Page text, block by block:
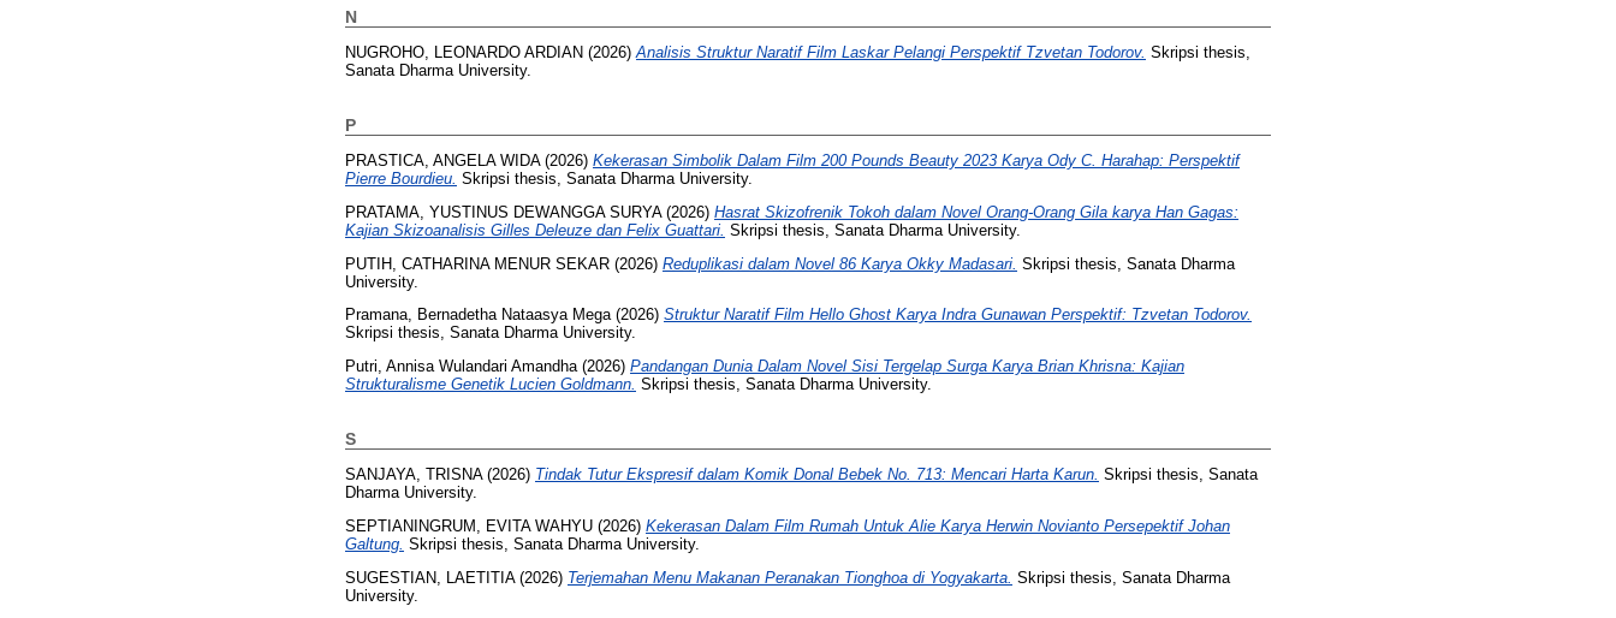
N
NUGROHO, LEONARDO ARDIAN (2026)Analisis Struktur Naratif Film Laskar Pelangi Perspektif Tzvetan Todorov. Skripsi thesis,
Sanata Dharma University.
P
PRASTICA, ANGELA WIDA(2026) Kekerasan Simbolik Dalam Film 200 Pounds Beauty 2023 Karya Ody C. Harahap: Perspektif
Pierre Bourdieu. Skripsi thesis, Sanata Dharma University.
PRATAMA, YUSTINUS DEWANGGA SURYA(2026) Hasrat Skizofrenik Tokoh dalam Novel Orang-Orang Gila karya Han Gagas:
Kajian Skizoanalisis Gilles Deleuze dan Felix Guattari. Skripsi thesis, Sanata Dharma University.
PUTIH, CATHARINA MENUR SEKAR (2026) Reduplikasi dalam Novel 86 Karya Okky Madasari. Skripsi thesis, Sanata Dharma
University.
Pramana, Bernadetha Nataasya Mega(2026) Struktur Naratif Film Hello Ghost Karya Indra Gunawan Perspektif: Tzvetan Todorov.
Skripsi thesis, Sanata Dharma University.
Putri, Annisa Wulandari Amandha(2026) Pandangan Dunia Dalam Novel Sisi Tergelap Surga Karya Brian Khrisna: Kajian
Strukturalisme Genetik Lucien Goldmann. Skripsi thesis, Sanata Dharma University.
S
SANJAYA, TRISNA(2026) Tindak Tutur Ekspresif dalam Komik Donal Bebek No. 713: Mencari Harta Karun. Skripsi thesis, Sanata
Dharma University.
SEPTIANINGRUM, EVITA WAHYU (2026) Kekerasan Dalam Film Rumah Untuk Alie Karya Herwin Novianto Persepektif Johan
Galtung. Skripsi thesis, Sanata Dharma University.
SUGESTIAN, LAETITIA(2026) Terjemahan Menu Makanan Peranakan Tionghoa di Yogyakarta. Skripsi thesis, Sanata Dharma
University.